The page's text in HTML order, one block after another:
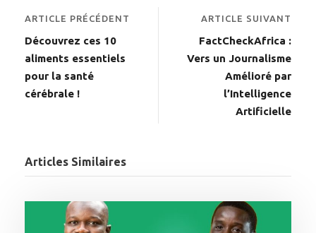
ARTICLE PRÉCÉDENT
Découvrez ces 10
aliments essentiels
pour la santé
cérébrale !
ARTICLE SUIVANT
FactCheckAfrica :
Vers un Journalisme
Amélioré par
l’Intelligence
Artificielle
Articles Similaires